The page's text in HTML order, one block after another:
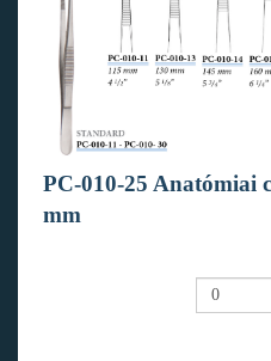
PC-010-25 Anatómiai
mm